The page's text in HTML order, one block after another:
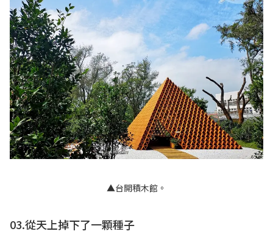
▲台開積木館。
03.從天上掉下了一顆種子